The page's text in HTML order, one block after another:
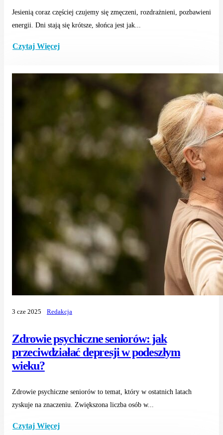
Jesienią coraz częściej czujemy się zmęczeni, rozdrażnieni, pozbawieni
energii. Dni stają się krótsze, słońca jest jak...
Czytaj Więcej
Zdrowie psychiczne seniorów: jak
przeciwdziałać depresji w podeszłym
wieku?
3 cze 2025 Redakcja
Zdrowie psychiczne seniorów to temat, który w ostatnich latach
zyskuje na znaczeniu. Zwiększona liczba osób w...
Czytaj Więcej